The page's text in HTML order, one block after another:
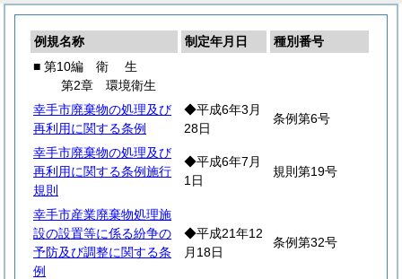
例規名称 制定年月日
種別番号
■ 第10編 衛 生
第2章 環境衛生
幸手市廃棄物の処理及び
再利用に関する条例
◆平成6年3月
28日
条例第6号
幸手市廃棄物の処理及び
再利用に関する条例施行
規則
◆平成6年7月
1日
規則第19号
幸手市産業廃棄物処理施
設の設置等に係る紛争の
予防及び調整に関する条
例
◆平成21年12
月18日
条例第32号